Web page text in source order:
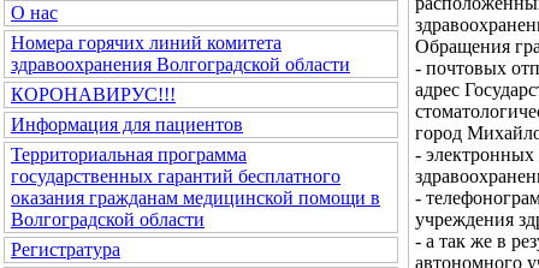
О нас
Номера горячих линий комитета
здравоохранения Волгоградской области
КОРОНАВИРУС!!!
Информация для пациентов
Территориальная программа
государственных гарантий бесплатного
оказания гражданам медицинской помощи в
Волгоградской области
Регистратура
Обращения
- почтовых
адрес
город
- электронных
-
учреждения
- а так же в
автономного